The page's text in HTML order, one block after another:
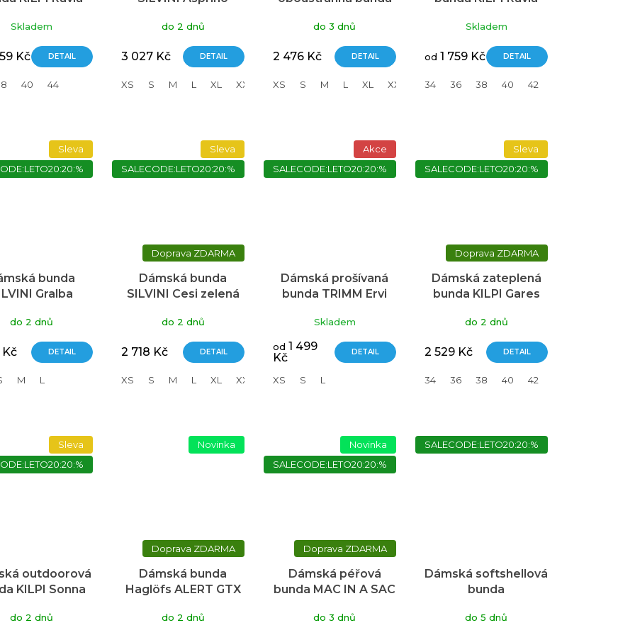
Skladem
Kč DETAIL
40 44
do 2 dnů
3 027 Kč DETAIL
XS S M L XL XXL 3XL
LADY pinky/ dark
lagoon
do 3 dnů
2 476 Kč DETAIL
XS S M L XL XXL
Skladem
od 1 759 Kč DETAIL
34 36 38 40 42
Sleva
bunda
Gralba
do 2 dnů
Kč DETAIL
M L
Sleva
SALECODE:LETO20:20:%
ZDARMA
Dámská bunda
SILVINI Cesi zelená
do 2 dnů
2 718 Kč DETAIL
XS S M L XL XXL
Akce
SALECODE:LETO20:20:%
Dámská prošívaná
bunda TRIMM Ervi
Skladem
od 1 499
Kč
DETAIL
XS S L
Sleva
SALECODE:LETO20:20:%
ZDARMA
Dámská zateplená
bunda KILPI Gares
do 2 dnů
2 529 Kč DETAIL
34 36 38 40 42
Sleva
outdoorová
KILPI Sonna
do 2 dnů
Novinka
ZDARMA
Dámská bunda
Haglöfs ALERT GTX
do 2 dnů
Novinka
SALECODE:LETO20:20:%
ZDARMA
Dámská péřová
bunda MAC IN A SAC
do 3 dnů
SALECODE:LETO20:20:%
Dámská softshellová
bunda
Tiffani fialová
do 5 dnů